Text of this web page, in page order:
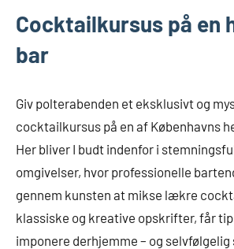
Cocktailkursus på en
bar
Giv polterabenden et eksklusivt og
cocktailkursus på en af Københavns
Her bliver I budt indenfor i
omgivelser, hvor professionelle
gennem kunsten at mikse lækre
klassiske og kreative opskrifter, får
imponere derhjemme – og selvfølgelig